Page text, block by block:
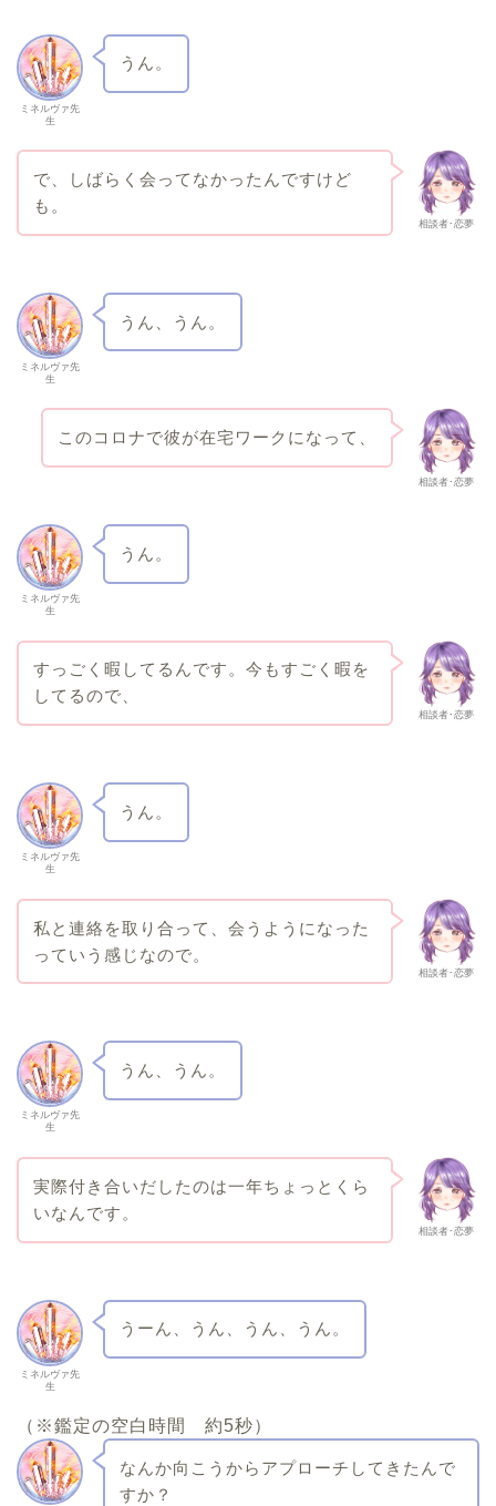
ミネルヴァ先
生
うん。
相談者･恋夢
で、しばらく会ってなかったんですけど
も。
ミネルヴァ先
生
うん、うん。
相談者･恋夢
このコロナで彼が在宅ワークになって、
ミネルヴァ先
生
うん。
相談者･恋夢
すっごく暇してるんです。今もすごく暇を
してるので、
ミネルヴァ先
生
うん。
相談者･恋夢
私と連絡を取り合って、会うようになった
っていう感じなので。
ミネルヴァ先
生
うん、うん。
相談者･恋夢
実際付き合いだしたのは一年ちょっとくら
いなんです。
ミネルヴァ先
生
うーん、うん、うん、うん。
（※鑑定の空白時間 約5秒）
なんか向こうからアプローチしてきたんで
すか？